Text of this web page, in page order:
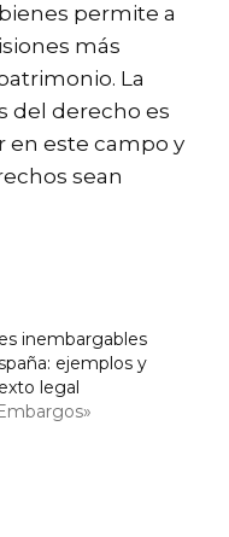
permite a
más
La
del derecho es
en este campo y
sean
inembargables
ejemplos y
legal